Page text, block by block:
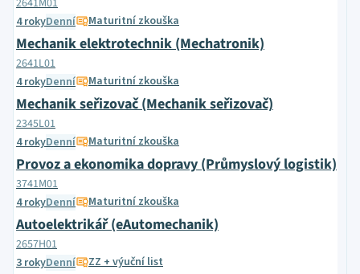
2641M01
4 rokyDenní Maturitní zkouška
Mechanik elektrotechnik (Mechatronik)
2641L01
4 rokyDenní Maturitní zkouška
Mechanik seřizovač (Mechanik seřizovač)
2345L01
4 rokyDenní Maturitní zkouška
Provoz a ekonomika dopravy (Průmyslový logistik)
3741M01
4 rokyDenní Maturitní zkouška
Autoelektrikář (eAutomechanik)
2657H01
3 rokyDenní ZZ + výuční list